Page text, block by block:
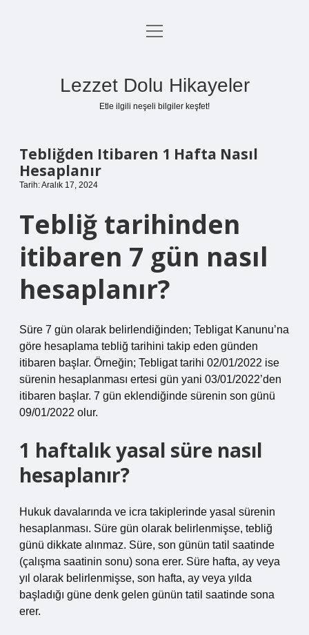
Anasayfa
menüyü
Lezzet Dolu Hikayeler
Etle ilgili neşeli bilgiler keşfet!
Tebliğden Itibaren 1 Hafta Nasıl
Hesaplanır
Tarih: Aralık 17, 2024
Tebliğ tarihinden
itibaren 7 gün nasıl
hesaplanır?
Süre 7 gün olarak belirlendiğinden; Tebligat Kanunu’na
göre hesaplama tebliğ tarihini takip eden günden
itibaren başlar. Örneğin; Tebligat tarihi 02/01/2022 ise
sürenin hesaplanması ertesi gün yani 03/01/2022’den
itibaren başlar. 7 gün eklendiğinde sürenin son günü
09/01/2022 olur.
1 haftalık yasal süre nasıl
hesaplanır?
Hukuk davalarında ve icra takiplerinde yasal sürenin
hesaplanması. Süre gün olarak belirlenmişse, tebliğ
günü dikkate alınmaz. Süre, son günün tatil saatinde
(çalışma saatinin sonu) sona erer. Süre hafta, ay veya
yıl olarak belirlenmişse, son hafta, ay veya yılda
başladığı güne denk gelen günün tatil saatinde sona
erer.